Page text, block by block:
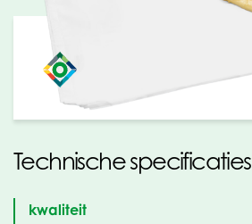
Technische specificaties
kwaliteit